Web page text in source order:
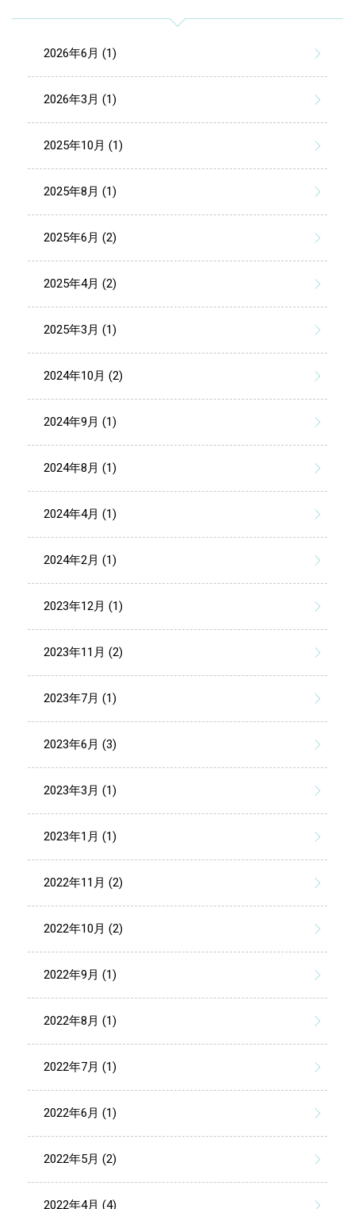
2026年6月 (1)
2026年3月 (1)
2025年10月 (1)
2025年8月 (1)
2025年6月 (2)
2025年4月 (2)
2025年3月 (1)
2024年10月 (2)
2024年9月 (1)
2024年8月 (1)
2024年4月 (1)
2024年2月 (1)
2023年12月 (1)
2023年11月 (2)
2023年7月 (1)
2023年6月 (3)
2023年3月 (1)
2023年1月 (1)
2022年11月 (2)
2022年10月 (2)
2022年9月 (1)
2022年8月 (1)
2022年7月 (1)
2022年6月 (1)
2022年5月 (2)
2022年4月 (4)